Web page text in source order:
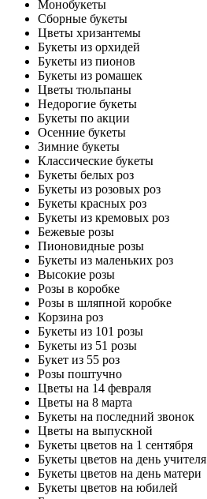
Монобукеты
Сборные букеты
Цветы хризантемы
Букеты из орхидей
Букеты из пионов
Букеты из ромашек
Цветы тюльпаны
Недорогие букеты
Букеты по акции
Осенние букеты
Зимние букеты
Классические букеты
Букеты белых роз
Букеты из розовых роз
Букеты красных роз
Букеты из кремовых роз
Бежевые розы
Пионовидные розы
Букеты из маленьких роз
Высокие розы
Розы в коробке
Розы в шляпной коробке
Корзина роз
Букеты из 101 розы
Букеты из 51 розы
Букет из 55 роз
Розы поштучно
Цветы на 14 февраля
Цветы на 8 марта
Букеты на последний звонок
Цветы на выпускной
Букеты цветов на 1 сентября
Букеты цветов на день учителя
Букеты цветов на день матери
Букеты цветов на юбилей